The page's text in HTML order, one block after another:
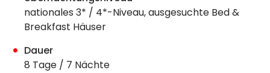
nationales 3* / 4*-Niveau, ausgesuchte Bed &
Breakfast Häuser
Dauer
8 Tage / 7 Nächte